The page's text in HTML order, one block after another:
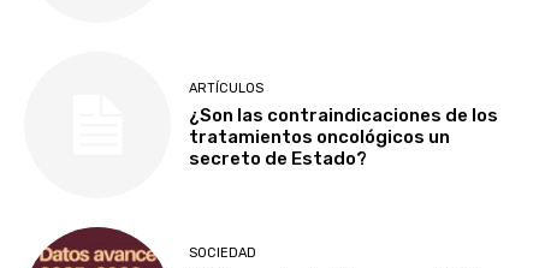
ARTÍCULOS
¿Son las contraindicaciones de los
tratamientos oncológicos un
secreto de Estado?
SOCIEDAD